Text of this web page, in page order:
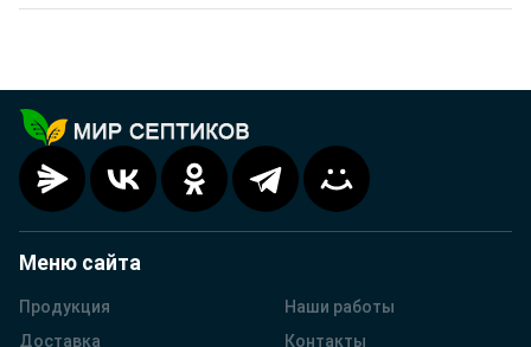
Меню сайта
Продукция
Доставка
Наши работы
Контакты